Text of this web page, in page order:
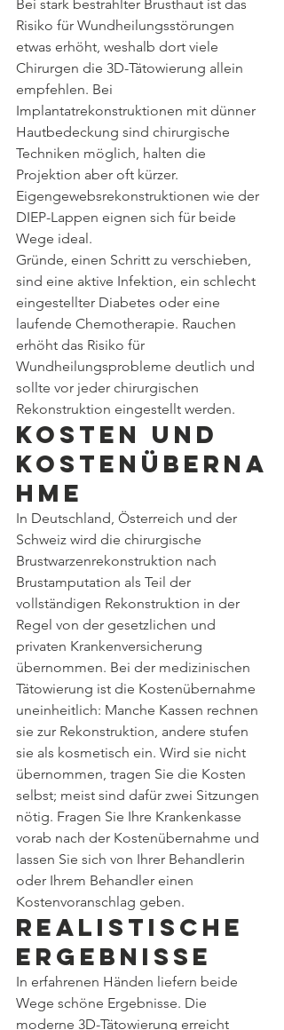
Bei stark bestrahlter Brusthaut ist das
Risiko für Wundheilungsstörungen
etwas erhöht, weshalb dort viele
Chirurgen die 3D-Tätowierung allein
empfehlen. Bei
Implantatrekonstruktionen mit dünner
Hautbedeckung sind chirurgische
Techniken möglich, halten die
Projektion aber oft kürzer.
Eigengewebsrekonstruktionen wie der
DIEP-Lappen eignen sich für beide
Wege ideal.
Gründe, einen Schritt zu verschieben,
sind eine aktive Infektion, ein schlecht
eingestellter Diabetes oder eine
laufende Chemotherapie. Rauchen
erhöht das Risiko für
Wundheilungsprobleme deutlich und
sollte vor jeder chirurgischen
Rekonstruktion eingestellt werden.
Kosten und
Kostenüberna
hme
In Deutschland, Österreich und der
Schweiz wird die chirurgische
Brustwarzenrekonstruktion nach
Brustamputation als Teil der
vollständigen Rekonstruktion in der
Regel von der gesetzlichen und
privaten Krankenversicherung
übernommen. Bei der medizinischen
Tätowierung ist die Kostenübernahme
uneinheitlich: Manche Kassen rechnen
sie zur Rekonstruktion, andere stufen
sie als kosmetisch ein. Wird sie nicht
übernommen, tragen Sie die Kosten
selbst; meist sind dafür zwei Sitzungen
nötig. Fragen Sie Ihre Krankenkasse
vorab nach der Kostenübernahme und
lassen Sie sich von Ihrer Behandlerin
oder Ihrem Behandler einen
Kostenvoranschlag geben.
Realistische
Ergebnisse
In erfahrenen Händen liefern beide
Wege schöne Ergebnisse. Die
moderne 3D-Tätowierung erreicht